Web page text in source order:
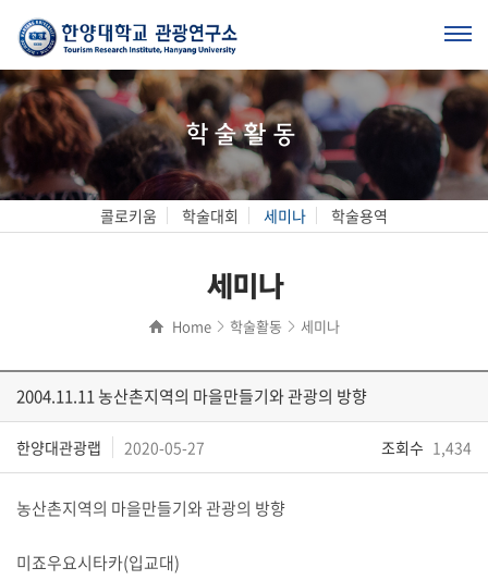
학술활동
콜로키움 학술대회 세미나 학술용역
세미나
Home 학술활동 세미나
2004.11.11 농산촌지역의 마을만들기와 관광의 방향
한양대관광랩 2020-05-27 조회수 1,434
농산촌지역의 마을만들기와 관광의 방향
미죠우요시타카(입교대)